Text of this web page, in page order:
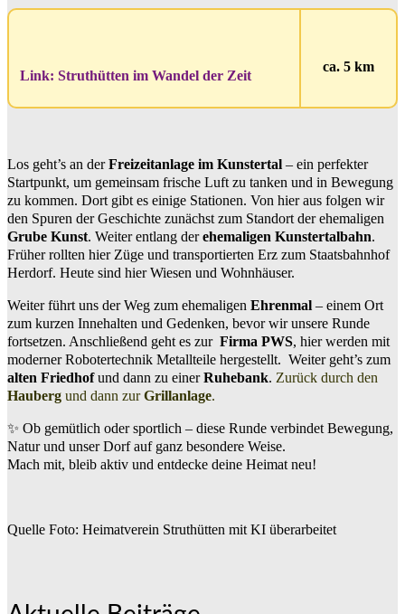
Link: Struthütten im Wandel der Zeit
ca. 5 km
Los geht’s an derFreizeitanlage im Kunstertal – ein perfekter
Startpunkt, um gemeinsam frische Luft zu tanken und in Bewegung
zu kommen. Dort gibt es einige Stationen. Von hier aus folgen wir
den Spuren der Geschichte zunächst zum Standort der ehemaligen
Grube Kunst. Weiter entlang derehemaligen Kunstertalbahn.
Früher rollten hier Züge und transportierten Erz zum Staatsbahnhof
Herdorf. Heute sind hier Wiesen und Wohnhäuser.
Weiter führt uns der Weg zum ehemaligen Ehrenmal – einem Ort
zum kurzen Innehalten und Gedenken, bevor wir unsere Runde
fortsetzen. Anschließend geht es zur Firma PWS, hier werden mit
moderner Robotertechnik Metallteile hergestellt. Weiter geht’s zum
alten Friedhofund dann zu einerRuhebank. Zurück durch den
Hauberg und dann zurGrillanlage.
✨ Ob gemütlich oder sportlich – diese Runde verbindet Bewegung,
Natur und unser Dorf auf ganz besondere Weise.
Mach mit, bleib aktiv und entdecke deine Heimat neu!
Quelle Foto: Heimatverein Struthütten mit KI überarbeitet